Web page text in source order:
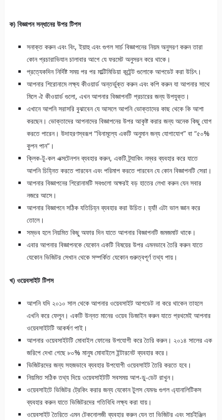
ক) বিজ্ঞাপন সন্ধানের উপর টিপস
সনাক্ত করুন এবং বিং, ইয়াহু এবং গুগল সার্চ বিজ্ঞাপনের নিয়ম অনুসরণ করুন তারা
কোন প্রচারাভিযান চালাবার আগে যে ফরমেট অনুসরন করে থাকে।
প্রত্যেকদিন নির্দিষ্ট সময় পর পর মাল্টিমিডিয়া কন্টেন্ট গুলোকে আপডেট করা উচিৎ।
আপনার শিরোনামে লক্ষ্য কীওয়ার্ড অন্তর্ভুক্ত করুন এবং কপি করুন যা আপনার সাথে
মিলে ঐ কীওয়ার্ড গুলো, এখন আপনার বিজ্ঞাপনটি প্রচারের জন্য উপযুক্ত।
এখানে আপনি সরাসরি বুঝাবেন যে আসলে আপনি ভোক্তাদের কাছ থেকে কি আশা
করছেন। ভোক্তাদের আপনাদের বিজ্ঞাপনের উপর আকৃষ্ট করার জন্য অনেক কিছু যোগ
করতে পারেন। উদাহরণস্বরূপ “বিনামূল্যে একটি অনুমান জন্য যোগাযোগ” বা “৫০%
কুপন পান”।
ক্লিক-টু-কল এক্সটেনশন ব্যবহার করুন, একটি ট্র্যাকিং নম্বর ব্যবহার করে যাতে
আপনি চিহ্নিত করতে পারবেন এবং পরিমাপ করতে পারবেন যে কোন বিজ্ঞাপনটি সেরা।
আপনার বিজ্ঞাপনের শিরোনামটি সবগুলো অক্ষরই বড় হাতের লেখা করুন যেন সবার
নজরে আসে।
আপনার বিজ্ঞাপনে সঠিক যতিচিহ্ন ব্যবহার করা উচিত। হ্যাঁ! এটা ভাল জ্ঞান করে
তোলে।
সম্ভব হলে নিয়মিত কিছু অফার দিন যাতে আপনার বিজ্ঞাপনটি জমজমাট থাকে।
এবার আপনার বিজ্ঞাপনকে যেকোন একটি বিষয়ের উপর এমনভাবে তৈরি করুন যাতে
যেকোন ভিজিটর সেখান থেকে সম্পর্কিত যেকোন গুরুত্বপূর্ণ তথ্য পায়।
খ) ওয়েবসাইট টিপস
আপনি যদি ২০১০ সাল থেকে আপনার ওয়েবসাইট আপডেট না করে থাকেন তাহলে
এখনি করে ফেলুন। একটি উন্নত মানের ওয়েব ডিজাইন করুন যাতে প্রথমেই আপনার
ওয়েবসাইটটি আকর্ষণ পাই।
আপনার ওয়েবসাইটটি মোবাইল ফোনের উপযোগী করে তৈরি করুন। ২০১৪ সালের এক
জরিপে দেখা গেছে ৮০% মানুষ মোবাইলে ইন্টারনেট ব্যবহার করে।
ভিজিটরদের জন্য সহজভাবে ব্যবহার উপযোগী ওয়েবসাইট তৈরি করতে হবে।
নিয়মিত সঠিক তথ্য দিয়ে ওয়েবসাইটটি সবসময় আপ-ডু-ডেট রাখুন।
ওয়েবসাইটে ভিজিটর ট্রেকিং করার জন্য যেকোন টুলস যেমনঃ গুগল এ্যানালিটিকস
ব্যবহার করুন যাতে ভিজিটরদের গতিবিধি লক্ষ্য করা যায়।
ওয়েবসাইট তৈরিতে এমন টেকনোলজী ব্যবহার করুন যেন তা ভিজিটর এবং সার্চইঞ্জিন